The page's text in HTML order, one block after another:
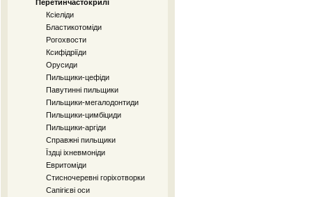
Перетинчастокрилі
Ксіеліди
Бластикотоміди
Рогохвости
Ксифідріїди
Орусиди
Пильщики-цефіди
Павутинні пильщики
Пильщики-мегалодонтиди
Пильщики-цимбіциди
Пильщики-аргіди
Справжні пильщики
Їздці іхневмоніди
Евритоміди
Стисночеревні горіхотворки
Сапігієві оси